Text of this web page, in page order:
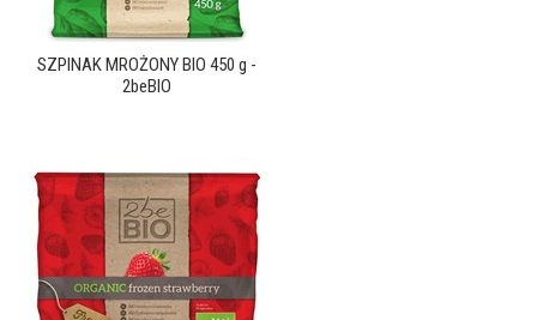
SZPINAK MROŻONY BIO 450 g -
2beBIO